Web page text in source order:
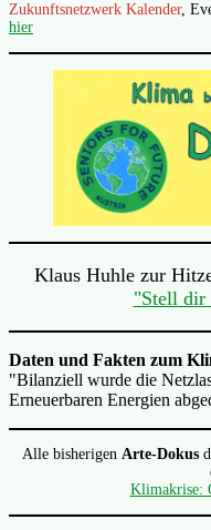
Zukunftsnetzwerk Kalender,
hier
Klaus Huhle zur
"Stell dir
Daten und Fakten zum
"Bilanziell wurde die
Erneuerbaren Energien
Alle bisherigen Arte-Dokus
Klimakrise: